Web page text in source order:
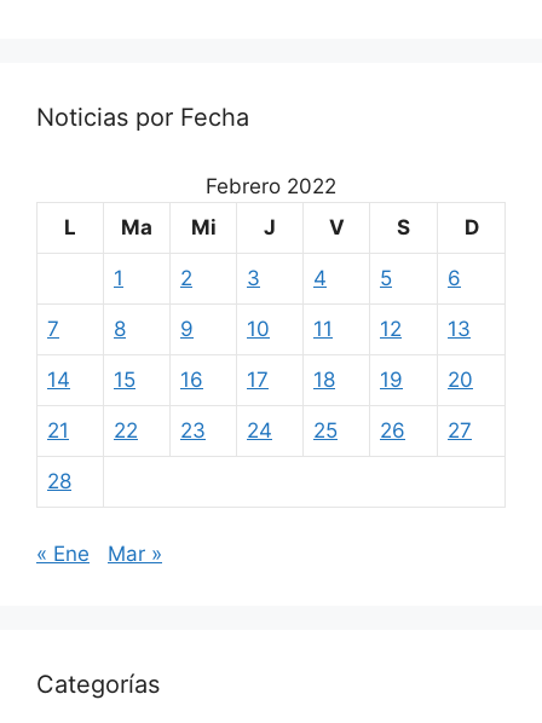
Noticias por Fecha
Febrero 2022
L
Ma Mi J V S D
1 2 3 4 5 6
7 8 9 10 11 12 13
14 15 16 17 18 19 20
21 22 23 24 25 26 27
28
« Ene Mar »
Categorías